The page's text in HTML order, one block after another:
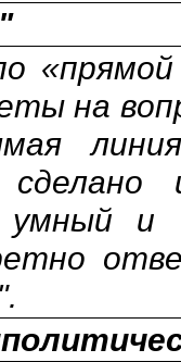
«прямой
на
умный и